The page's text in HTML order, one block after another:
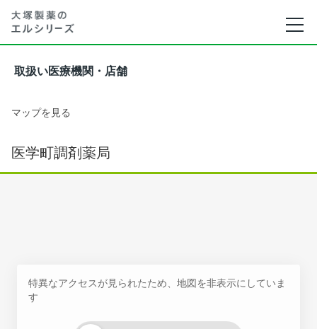
取扱い医療機関・店舗
マップを見る
医学町調剤薬局
特異なアクセスが見られたため、地図を非表示にしていま
す